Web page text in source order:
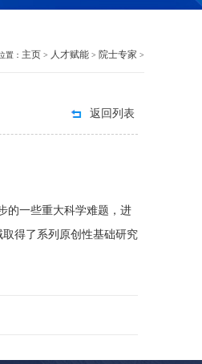
置： 主页 > 人才赋能 > 院士专家 >
返回列表
的一些重大科学难题，进
得了系列原创性基础研究